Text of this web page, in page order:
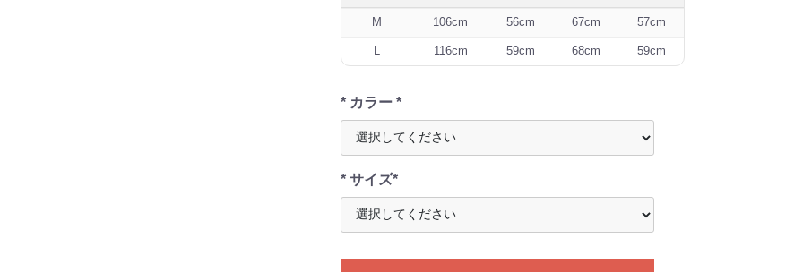
M 106cm 56cm 67cm 57cm
L 116cm 59cm 68cm 59cm
* カラー *
* サイズ*